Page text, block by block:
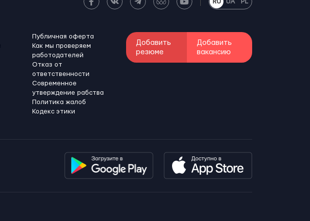
Публичная оферта
Как мы проверяем
работодателей
Отказ от
ответственности
Современное
утверждение рабства
Политика жалоб
Кодекс этики
Добавить
резюме
Добавить
вакансию